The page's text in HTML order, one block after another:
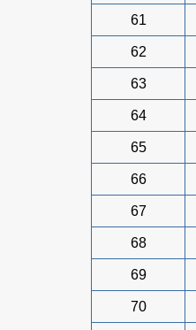
61
62
63
64
65
66
67
68
69
70